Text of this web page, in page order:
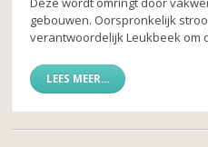
b
o
o
k
gebouwen. Oorspronkelijk
verantwoordelijk Leukbeek om
LEES MEER...